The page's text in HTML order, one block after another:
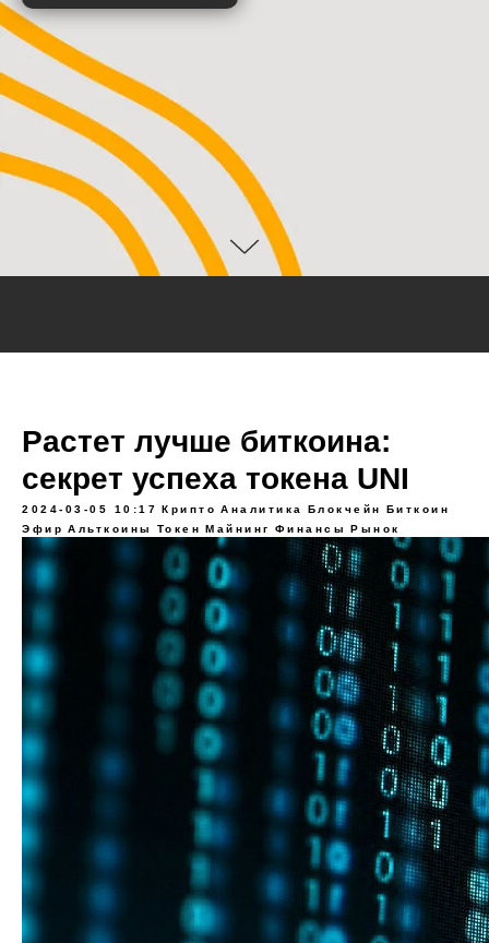
Растет лучше биткоина:
секрет успеха токена UNI
2024-03-05 10:17 Крипто Аналитика Блокчейн
Биткоин
Эфир Альткоины Токен Майнинг Финансы Рынок